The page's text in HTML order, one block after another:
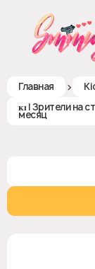
Главная >
ᴋɪ | Зрители на
месяц